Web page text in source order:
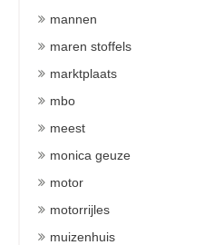
mannen
maren stoffels
marktplaats
mbo
meest
monica geuze
motor
motorrijles
muizenhuis